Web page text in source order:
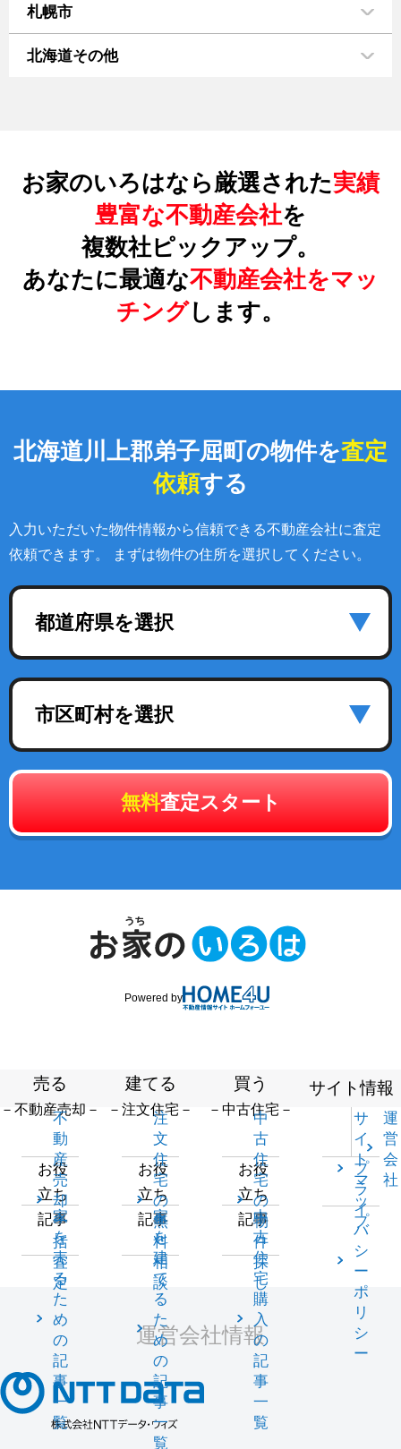
札幌市
北海道その他
お家のいろはなら厳選された実績
豊富な不動産会社を
複数社ピックアップ。
あなたに最適な不動産会社をマッ
チングします。
北海道川上郡弟子屈町の物件を査定
依頼する
入力いただいた物件情報から信頼できる不動産会社に査定
依頼できます。 まずは物件の住所を選択してください。
都道府県を選択
市区町村を選択
無料査定スタート
Powered by
売る
－不動産売却－
不
動
産
売
却
一
括
査
定
お役
立ち
記事
家
を
売
る
た
め
の
記
事
一
覧
建てる
－注文住宅－
注
文
住
宅
の
無
料
相
談
お役
立ち
記事
家
を
建
て
る
た
め
の
記
事
一
覧
買う
－中古住宅－
中
古
住
宅
の
物
件
探
し
お役
立ち
記事
中
古
住
宅
購
入
の
記
事
一
覧
サイト情報
サ
イ
ト
マ
ッ
プ
運
営
会
社
プ
ラ
イ
バ
シ
ー
ポ
リ
シ
ー
運営会社情報